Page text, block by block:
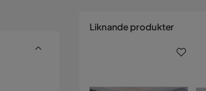
Liknande produkter